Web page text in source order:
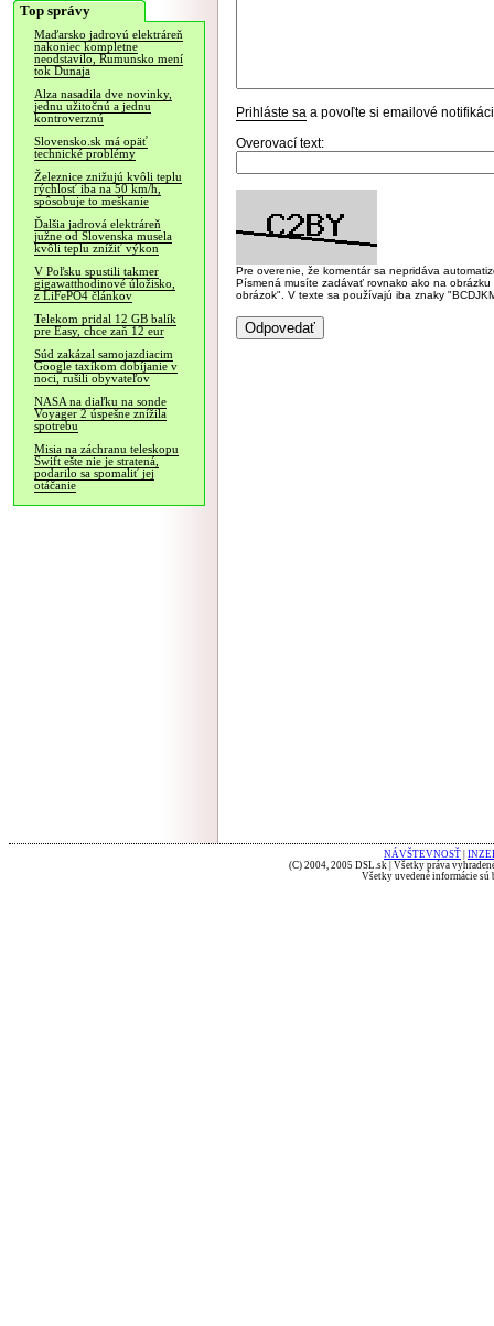
Top správy
Maďarsko jadrovú elektráreň
nakoniec kompletne
neodstavilo, Rumunsko mení
tok Dunaja
Alza nasadila dve novinky,
jednu užitočnú a jednu
kontroverznú
Slovensko.sk má opäť
technické problémy
Železnice znižujú kvôli teplu
rýchlosť iba na 50 km/h,
spôsobuje to meškanie
Ďalšia jadrová elektráreň
južne od Slovenska musela
kvôli teplu znížiť výkon
V Poľsku spustili takmer
gigawatthodinové úložisko,
z LiFePO4 článkov
Telekom pridal 12 GB balík
pre Easy, chce zaň 12 eur
Súd zakázal samojazdiacim
Google taxíkom dobíjanie v
noci, rušili obyvateľov
NASA na diaľku na sonde
Voyager 2 úspešne znížila
spotrebu
Misia na záchranu teleskopu
Swift ešte nie je stratená,
podarilo sa spomaliť jej
otáčanie
Prihláste sa a povoľte si emailové
Overovací text:
Pre overenie, že komentár sa nepridáva
Písmená musíte zadávať rovnako ako na
obrázok". V texte sa používajú iba znaky
NÁVŠTEVNOSŤ
(C) 2004, 2005 DSL.sk | Všetky práva
Všetky uvedené informácie sú